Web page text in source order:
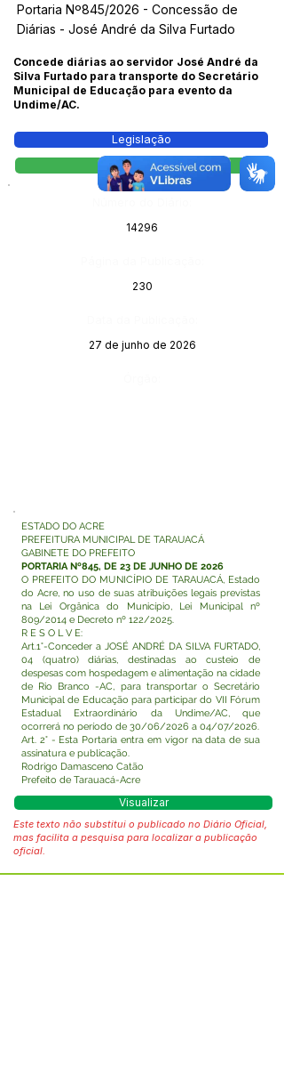
Portaria Nº845/2026 - Concessão de
Diárias - José André da Silva Furtado
Concede diárias ao servidor José André da
Silva Furtado para transporte do Secretário
Municipal de Educação para evento da
Undime/AC.
Legislação
Portaria
14296
230
27 de junho de 2026
ESTADO DO ACRE
PREFEITURA MUNICIPAL DE TARAUACÁ
GABINETE DO PREFEITO
PORTARIA Nº845, DE 23 DE JUNHO DE 2026
O PREFEITO DO MUNICÍPIO DE TARAUACÁ, Estado
do Acre, no uso de suas atribuições legais previstas
na Lei Orgânica do Município, Lei Municipal nº
809/2014 e Decreto nº 122/2025.
R E S O L V E:
Art.1°-Conceder a JOSÉ ANDRÉ DA SILVA FURTADO,
04 (quatro) diárias, destinadas ao custeio de
despesas com hospedagem e alimentação na cidade
de Rio Branco -AC, para transportar o Secretário
Municipal de Educação para participar do VII Fórum
Estadual Extraordinário da Undime/AC, que
ocorrerá no período de 30/06/2026 a 04/07/2026.
Art. 2° - Esta Portaria entra em vigor na data de sua
assinatura e publicação.
Rodrigo Damasceno Catão
Prefeito de Tarauacá-Acre
Visualizar
Este texto não substitui o publicado no Diário Oficial,
mas facilita a pesquisa para localizar a publicação
oficial.